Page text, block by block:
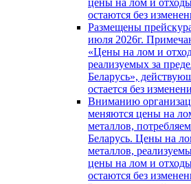
цены на лом и
остаются без
Размещены
июля 2026г.
«Цены на лом и
реализуемых за
Беларусь»,
остается без
Вниманию
меняются цены на
металлов,
Беларусь. Цены на
металлов,
цены на лом и
остаются без